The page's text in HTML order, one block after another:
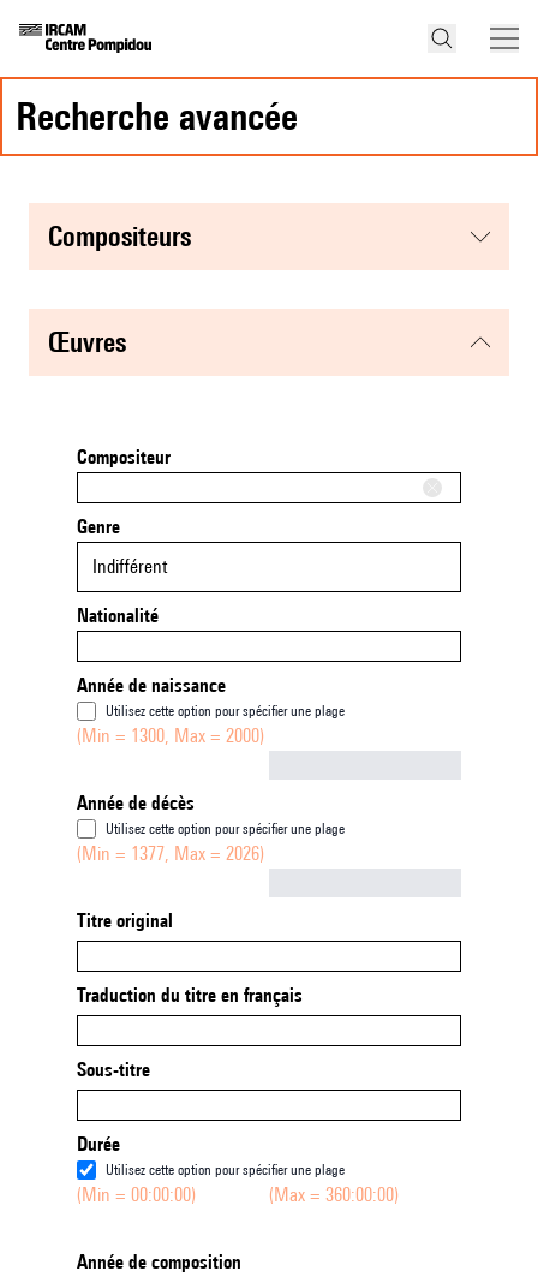
recherche avancée
compositeurs
œuvres
Compositeur
Genre
Indifférent
Nationalité
Année de naissance
Utilisez cette option pour spécifier une plage
(Min = 1300, Max = 2000)
Année de décès
Utilisez cette option pour spécifier une plage
(Min = 1377, Max = 2026)
Titre original
Traduction du titre en français
Sous-titre
Durée
Utilisez cette option pour spécifier une plage
(Min = 00:00:00) (Max = 360:00:00)
Année de composition